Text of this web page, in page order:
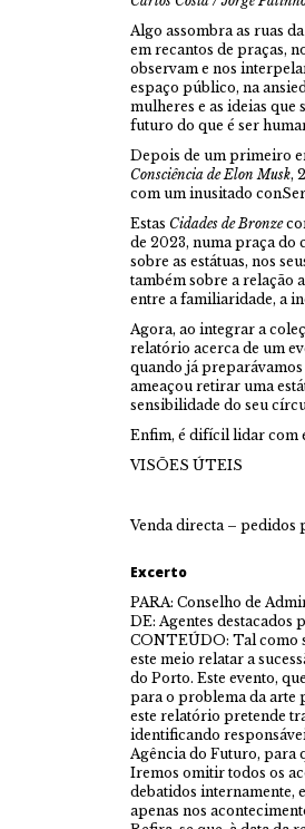
Algo assombra as ruas
em recantos de praças,
observam e nos
espaço público, na
mulheres e as ideias que
futuro do que é ser
Depois de um primeiro
Consciência de Elon Musk,
com um inusitado
Estas Cidades de Bronze
de 2023, numa praça do
sobre as estátuas, nos
também sobre a relação
entre a familiaridade, a
Agora, ao integrar a
relatório acerca de um
quando já
ameaçou retirar uma
sensibilidade do seu
Enfim, é difícil lidar com
VISÕES ÚTEIS
Venda directa – pedidos
Excerto
PARA: Conselho de
DE: Agentes destacados
CONTEÚDO: Tal como
este meio relatar a
do Porto. Este evento,
para o problema da arte
este relatório pretende
identificando
Agência do Futuro, para
Iremos omitir todos os
debatidos internamente,
apenas nos